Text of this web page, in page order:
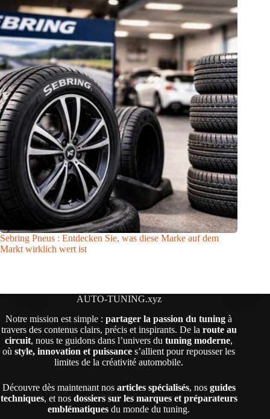
Sebring Pneus : Entdecken Sie, was diese Marke auf dem
Markt wirklich wert ist
AUTO-TUNING.xyz
Notre mission est simple :partager la passion du tuning à
travers des contenus clairs, précis et inspirants. De la route au
circuit, nous te guidons dans l’univers dutuning moderne,
oùstyle, innovation et puissance s’allient pour repousser les
limites de la créativité automobile.
Découvre dès maintenant nos articles spécialisés, nos guides
techniques, et nos dossiers sur les marques et préparateurs
emblématiques du monde du tuning.